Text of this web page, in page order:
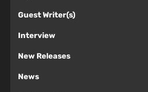
Guest Writer(s)
Interview
New Releases
News